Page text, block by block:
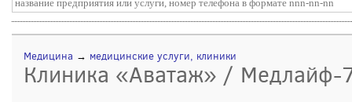
Медицина → медицинские услуги, клиники
Клиника «Аватаж» / Медлайф-